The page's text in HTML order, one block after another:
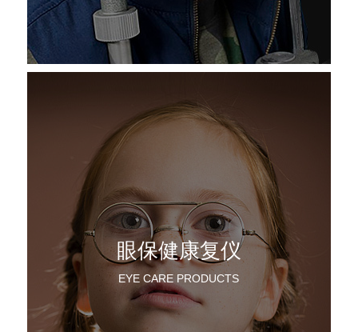
眼保健康复仪
EYE CARE PRODUCTS